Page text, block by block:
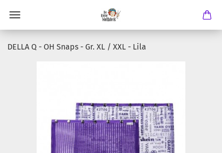
DELLA Q - OH Snaps - Gr. XL / XXL - Lila